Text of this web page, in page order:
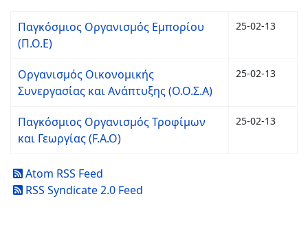
Παγκόσμιος Οργανισμός Εμπορίου
(Π.Ο.Ε)
25-02-13
Οργανισμός Οικονομικής
Συνεργασίας και Ανάπτυξης (Ο.Ο.Σ.Α)
25-02-13
Παγκόσμιος Οργανισμός Τροφίμων
και Γεωργίας (F.A.O)
25-02-13
Atom RSS Feed
RSS Syndicate 2.0 Feed